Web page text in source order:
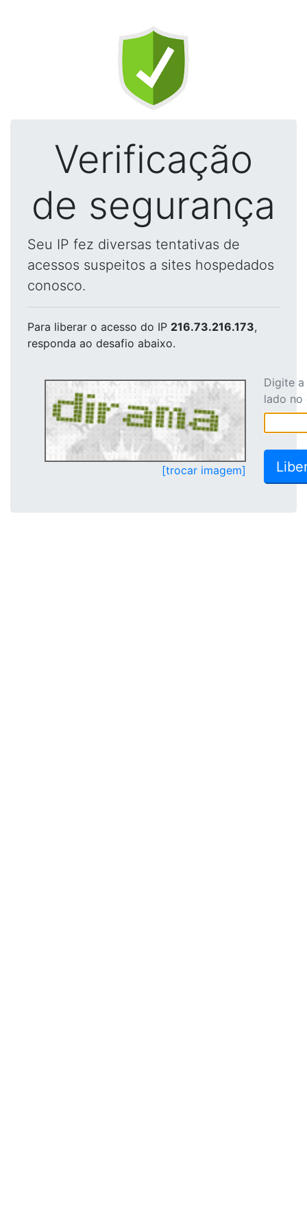
Verificação
de segurança
Seu IP fez diversas tentativas de
acessos suspeitos a sites hospedados
conosco.
Para liberar o acesso do IP 216.73.216.173,
responda ao desafio abaixo.
[trocar imagem]
Digite
lado no